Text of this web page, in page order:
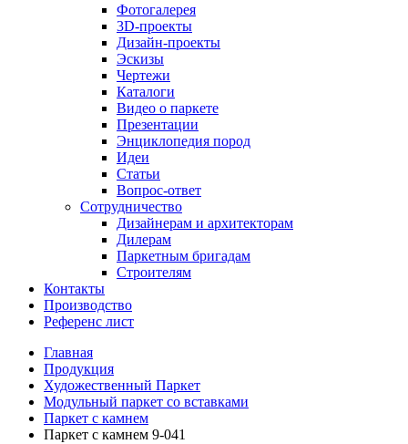
Фотогалерея
3D-проекты
Дизайн-проекты
Эскизы
Чертежи
Каталоги
Видео о паркете
Презентации
Энциклопедия пород
Идеи
Статьи
Вопрос-ответ
Сотрудничество
Дизайнерам и архитекторам
Дилерам
Паркетным бригадам
Строителям
Контакты
Производство
Референс лист
Главная
Продукция
Художественный Паркет
Модульный паркет со вставками
Паркет с камнем
Паркет с камнем 9-041